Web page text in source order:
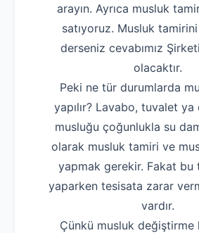
arayın. Ayrıca musluk
satıyoruz. Musluk
derseniz cevabımız
olacaktır.
Peki ne tür durumlarda
yapılır? Lavabo, tuvalet ya
musluğu çoğunlukla su
olarak musluk tamiri ve
yapmak gerekir. Fakat bu
yaparken tesisata zarar
vardır.
Çünkü musluk